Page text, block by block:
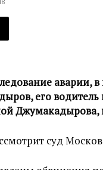
аварии,
его
Джумакадырова,
суд